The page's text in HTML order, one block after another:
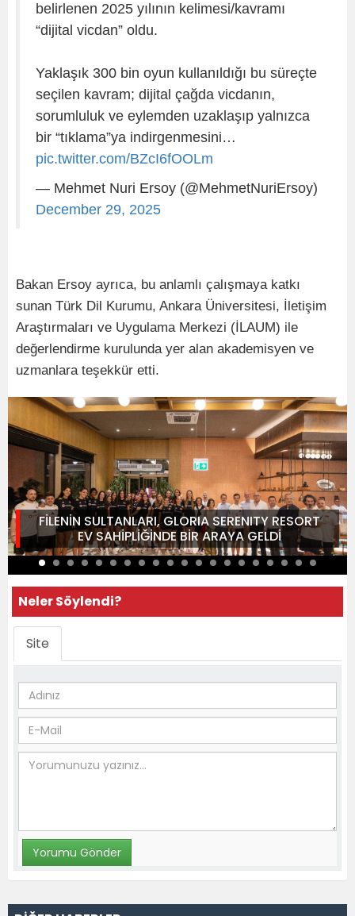
belirlenen 2025 yılının kelimesi/kavramı
“dijital vicdan” oldu.
Yaklaşık 300 bin oyun kullanıldığı bu süreçte
seçilen kavram; dijital çağda vicdanın,
sorumluluk ve eylemden uzaklaşıp yalnızca
bir “tıklama”ya indirgenmesini…
pic.twitter.com/BZcI6fOOLm
— Mehmet Nuri Ersoy (@MehmetNuriErsoy)
December 29, 2025
Bakan Ersoy ayrıca, bu anlamlı çalışmaya katkı
sunan Türk Dil Kurumu, Ankara Üniversitesi, İletişim
Araştırmaları ve Uygulama Merkezi (İLAUM) ile
değerlendirme kurulunda yer alan akademisyen ve
uzmanlara teşekkür etti.
FİLENİN SULTANLARI, GLORIA SERENITY RESORT
EV SAHİPLİĞİNDE BİR ARAYA GELDİ
Neler Söylendi?
Site